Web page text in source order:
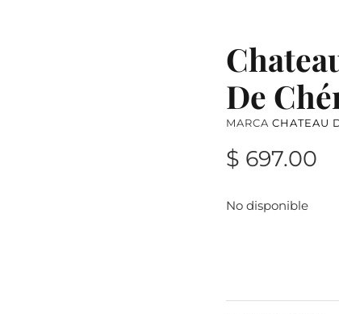
De
MARCA CHATEAU
$ 697.00
No disponible